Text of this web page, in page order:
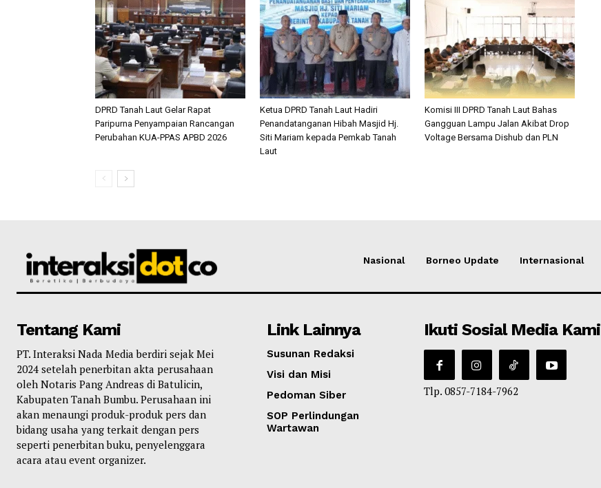
DPRD Tanah Laut Gelar Rapat
Paripurna Penyampaian Rancangan
Perubahan KUA-PPAS APBD 2026
Ketua DPRD Tanah Laut Hadiri
Penandatanganan Hibah Masjid Hj.
Siti Mariam kepada Pemkab Tanah
Laut
Komisi III DPRD Tanah Laut Bahas
Gangguan Lampu Jalan Akibat Drop
Voltage Bersama Dishub dan PLN
Nasional Borneo Update Internasional
Tentang Kami
PT. Interaksi Nada Media berdiri sejak Mei
2024 setelah penerbitan akta perusahaan
oleh Notaris Pang Andreas di Batulicin,
Kabupaten Tanah Bumbu. Perusahaan ini
akan menaungi produk-produk pers dan
bidang usaha yang terkait dengan pers
seperti penerbitan buku, penyelenggara
acara atau event organizer.
Link Lainnya
Susunan Redaksi
Visi dan Misi
Pedoman Siber
SOP Perlindungan
Wartawan
Ikuti Sosial Media Kami
Tlp. 0857-7184-7962